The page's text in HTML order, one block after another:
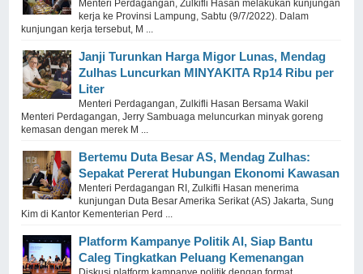
Menteri Perdagangan, Zulkifli Hasan melakukan kunjungan
kerja ke Provinsi Lampung, Sabtu (9/7/2022). Dalam
kunjungan kerja tersebut, M ...
Janji Turunkan Harga Migor Lunas, Mendag
Zulhas Luncurkan MINYAKITA Rp14 Ribu per
Liter
Menteri Perdagangan, Zulkifli Hasan Bersama Wakil
Menteri Perdagangan, Jerry Sambuaga meluncurkan minyak goreng
kemasan dengan merek M ...
Bertemu Duta Besar AS, Mendag Zulhas:
Sepakat Pererat Hubungan Ekonomi Kawasan
Menteri Perdagangan RI, Zulkifli Hasan menerima
kunjungan Duta Besar Amerika Serikat (AS) Jakarta, Sung
Kim di Kantor Kementerian Perd ...
Platform Kampanye Politik AI, Siap Bantu
Caleg Tingkatkan Peluang Kemenangan